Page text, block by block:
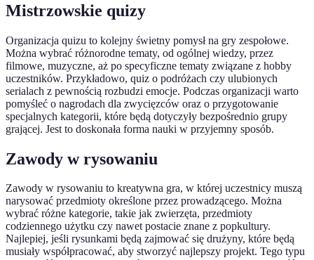
Mistrzowskie quizy
Organizacja quizu to kolejny świetny pomysł na gry zespołowe.
Można wybrać różnorodne tematy, od ogólnej wiedzy, przez
filmowe, muzyczne, aż po specyficzne tematy związane z hobby
uczestników. Przykładowo, quiz o podróżach czy ulubionych
serialach z pewnością rozbudzi emocje. Podczas organizacji warto
pomyśleć o nagrodach dla zwycięzców oraz o przygotowanie
specjalnych kategorii, które będą dotyczyły bezpośrednio grupy
grającej. Jest to doskonała forma nauki w przyjemny sposób.
Zawody w rysowaniu
Zawody w rysowaniu to kreatywna gra, w której uczestnicy muszą
narysować przedmioty określone przez prowadzącego. Można
wybrać różne kategorie, takie jak zwierzęta, przedmioty
codziennego użytku czy nawet postacie znane z popkultury.
Najlepiej, jeśli rysunkami będą zajmować się drużyny, które będą
musiały współpracować, aby stworzyć najlepszy projekt. Tego typu